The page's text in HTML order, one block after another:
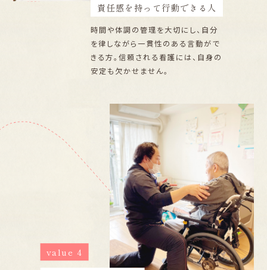
責任感を持って行動できる人
時間や体調の管理を大切にし、自分
を律しながら一貫性のある言動がで
きる方。信頼される看護には、自身の
安定も欠かせません。
value 4